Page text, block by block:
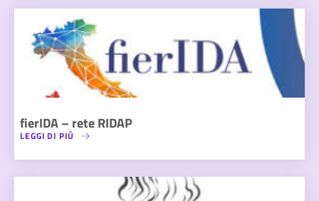
fierIDA – rete RIDAP
LEGGI DI PIÙ